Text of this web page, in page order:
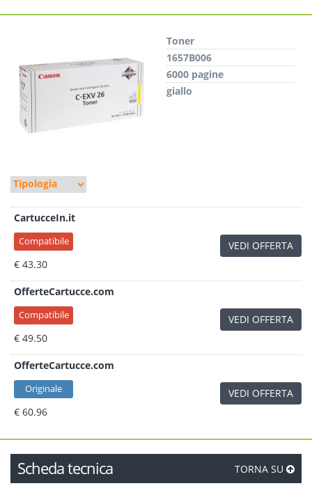
Toner
1657B006
6000 pagine
giallo
CartucceIn.it
Compatibile
€ 43.30
VEDI OFFERTA
OfferteCartucce.com
Compatibile
€ 49.50
VEDI OFFERTA
OfferteCartucce.com
Originale
€ 60.96
VEDI OFFERTA
Scheda tecnica TORNA SU